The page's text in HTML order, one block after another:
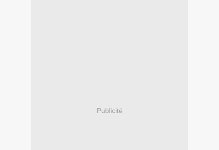
Publicité